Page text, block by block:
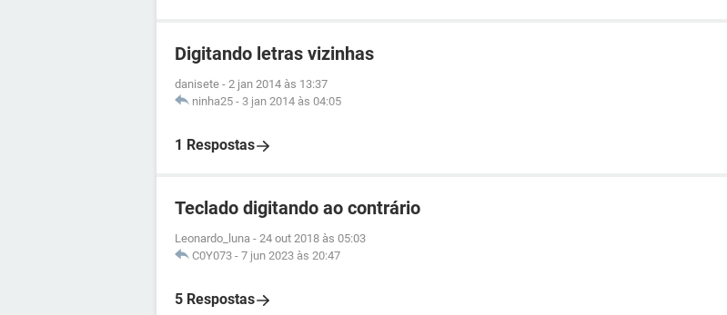
Digitando letras vizinhas
danisete - 2 jan 2014 às 13:37
ninha25 - 3 jan 2014 às 04:05
1 Respostas
Teclado digitando ao contrário
Leonardo_luna - 24 out 2018 às 05:03
C0Y073 - 7 jun 2023 às 20:47
5 Respostas